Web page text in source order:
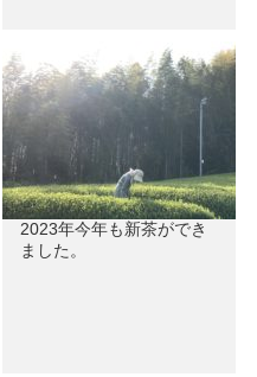
2023年今年も新茶ができ
ました。